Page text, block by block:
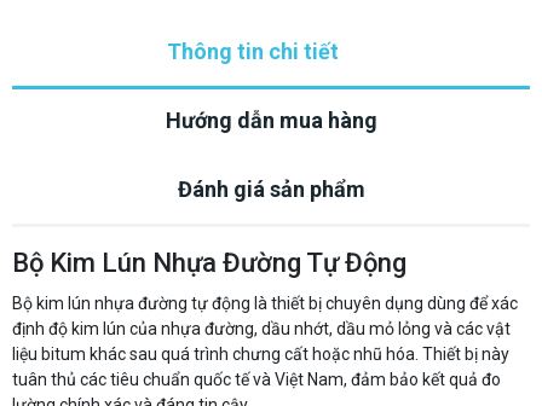
Thông tin chi tiết
Hướng dẫn mua hàng
Đánh giá sản phẩm
Bộ Kim Lún Nhựa Đường Tự Động
Bộ kim lún nhựa đường tự động là thiết bị chuyên dụng dùng để xác
định độ kim lún của nhựa đường, dầu nhớt, dầu mỏ lỏng và các vật
liệu bitum khác sau quá trình chưng cất hoặc nhũ hóa. Thiết bị này
tuân thủ các tiêu chuẩn quốc tế và Việt Nam, đảm bảo kết quả đo